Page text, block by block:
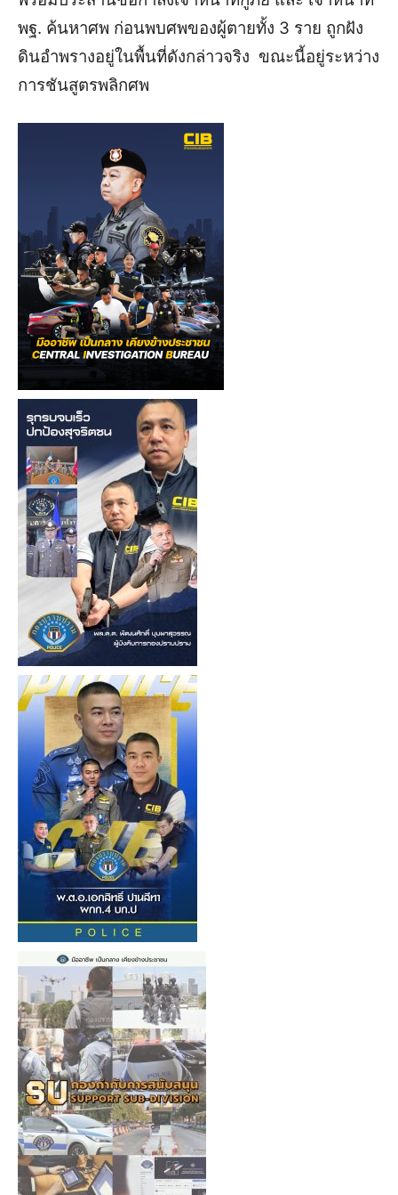
พฐ. ค้นหาศพ ก่อนพบศพของผู้ตายทั้ง 3 ราย ถูกฝัง
ดินอำพรางอยู่ในพื้นที่ดังกล่าวจริง ขณะนี้อยู่ระหว่าง
การชันสูตรพลิกศพ